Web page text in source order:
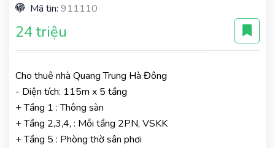
Mã tin: 911110
24 triệu
Cho thuê nhà Quang Trung Hà Đông
- Diện tích: 115m x 5 tầng
+ Tầng 1 : Thông sàn
+ Tầng 2,3,4, : Mỗi tầng 2PN, VSKK
+ Tầng 5 : Phòng thờ sân phơi